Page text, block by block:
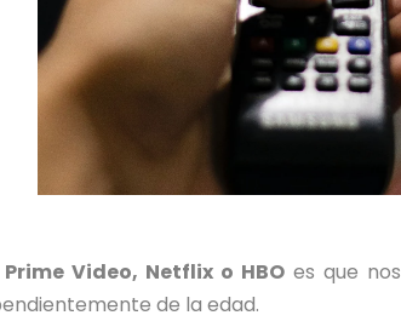
Video, Netflix o HBO es que
de la edad.